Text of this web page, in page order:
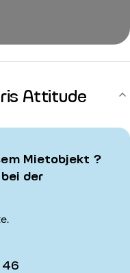
Attitude
Mietobjekt ?
der